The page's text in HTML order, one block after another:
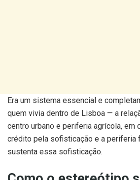
Era um sistema essencial e
quem vivia dentro de Lisboa — a
centro urbano e periferia agrícola, em
crédito pela sofisticação e a periferia
sustenta essa sofisticação.